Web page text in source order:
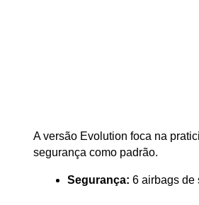
A versão Evolution foca na
segurança como padrão.
Segurança: 6 airbags de